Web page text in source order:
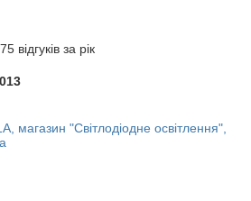
відгуків за рік
магазин "Світлодіодне освітлення",